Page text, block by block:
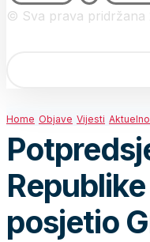
© Sva prava pridržana
Home Objave Vijesti
posjetio